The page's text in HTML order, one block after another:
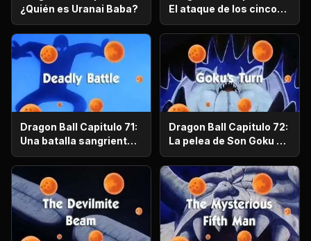
¿Quién es Uranai Baba?
El ataque de los cinco
guerreros
Dragon Ball Capitulo 71:
Una batalla sangrienta y
mortal
Dragon Ball Capitulo 72:
La pelea de Son Goku en
el baño del diablo